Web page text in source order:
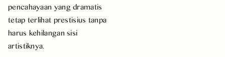
pencahayaan yang dramatis
tetap terlihat prestisius tanpa
harus kehilangan sisi
artistiknya.